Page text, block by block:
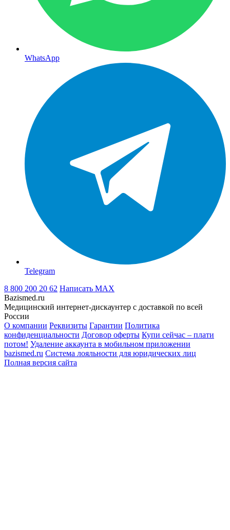
WhatsApp
Telegram
8 800 200 20 62 Написать MAX
Bazismed.ru
Медицинский интернет-дискаунтер с доставкой по всей
России
О компании Реквизиты Гарантии Политика
конфиденциальности Договор оферты Купи сейчас – плати
потом! Удаление аккаунта в мобильном приложении
bazismed.ru Система лояльности для юридических лиц
Полная версия сайта